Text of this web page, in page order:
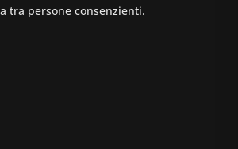
tra persone consenzienti.